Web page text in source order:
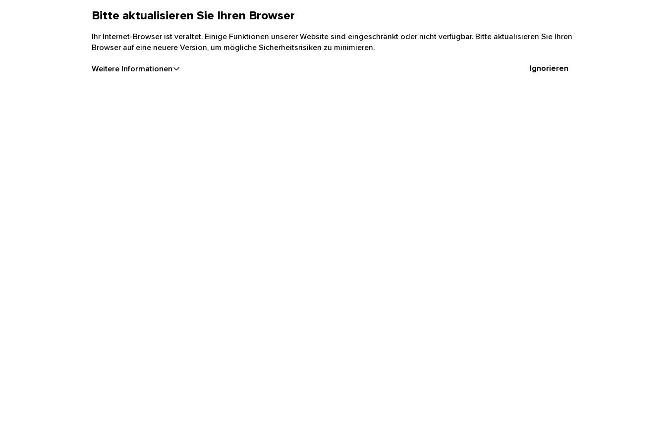
Bitte aktualisieren Sie Ihren Browser
Ihr Internet-Browser ist veraltet. Einige Funktionen unserer Website sind eingeschränkt oder nicht verfügbar. Bitte aktualisieren Sie Ihren
Browser auf eine neuere Version, um mögliche Sicherheitsrisiken zu minimieren.
Weitere Informationen Ignorieren